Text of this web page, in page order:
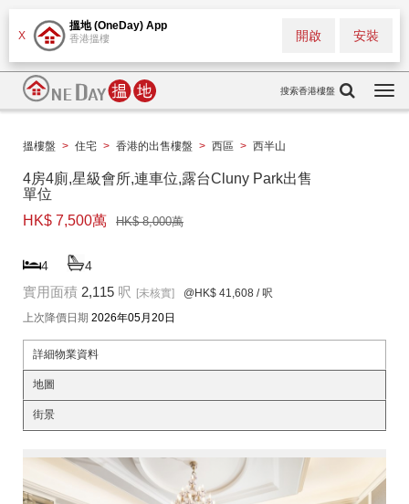
X
搵地 (OneDay) App
香港搵樓 安裝
開啟
搜索香港樓盤
搵樓盤 > 住宅 > 香港的出售樓盤 > 西區 > 西半山
4房4廁,星級會所,連車位,露台Cluny Park出售
單位
HK$ 7,500萬
HK$ 8,000萬
4 4
實用面積 2,115 呎 [未核實] @HK$ 41,608 / 呎
上次降價日期 2026年05月20日
詳細物業資料
地圖
街景